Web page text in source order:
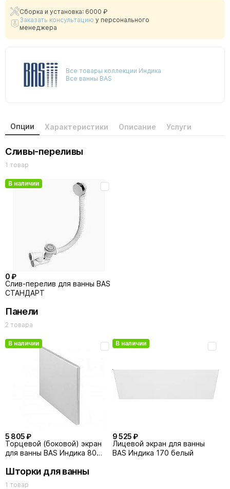
Сборка и установка: 6000 ₽
Заказать консультацию у персонального
менеджера
Все товары коллекции Индика
Все ванны BAS
Опции Характеристики Описание Услуги
Сливы-переливы
1 товар
В наличии
0 ₽
Слив-перелив для ванны BAS
СТАНДАРТ
Панели
2 товара
В наличии
5 805 ₽
Торцевой (боковой) экран
для ванны BAS Индика 80
В наличии
9 525 ₽
Лицевой экран для ванны
BAS Индика 170 белый
Шторки для ванны
1 товар